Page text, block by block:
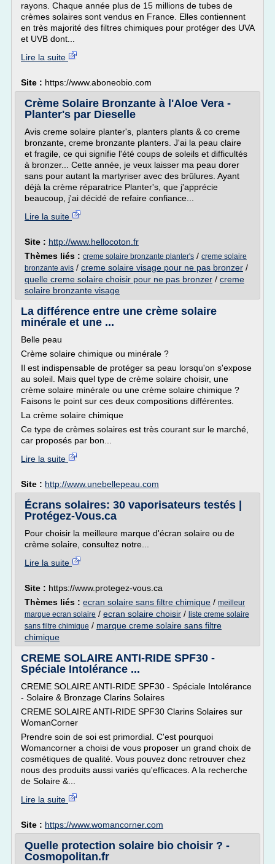
rayons. Chaque année plus de 15 millions de tubes de
crèmes solaires sont vendus en France. Elles contiennent
en très majorité des filtres chimiques pour protéger des UVA
et UVB dont...
Lire la suite
Site : https://www.aboneobio.com
Crème Solaire Bronzante à l'Aloe Vera -
Planter's par Dieselle
Avis creme solaire planter's, planters plants & co creme
bronzante, creme bronzante planters. J'ai la peau claire
et fragile, ce qui signifie l'été coups de soleils et difficultés
à bronzer... Cette année, je veux laisser ma peau dorer
sans pour autant la martyriser avec des brûlures. Ayant
déjà la crème réparatrice Planter's, que j'apprécie
beaucoup, j'ai décidé de refaire confiance...
Lire la suite
Site : http://www.hellocoton.fr
Thèmes liés : creme solaire bronzante planter's / creme solaire
bronzante avis / creme solaire visage pour ne pas bronzer /
quelle creme solaire choisir pour ne pas bronzer / creme
solaire bronzante visage
La différence entre une crème solaire
minérale et une ...
Belle peau
Crème solaire chimique ou minérale ?
Il est indispensable de protéger sa peau lorsqu'on s'expose
au soleil. Mais quel type de crème solaire choisir, une
crème solaire minérale ou une crème solaire chimique ?
Faisons le point sur ces deux compositions différentes.
La crème solaire chimique
Ce type de crèmes solaires est très courant sur le marché,
car proposés par bon...
Lire la suite
Site : http://www.unebellepeau.com
Écrans solaires: 30 vaporisateurs testés |
Protégez-Vous.ca
Pour choisir la meilleure marque d'écran solaire ou de
crème solaire, consultez notre...
Lire la suite
Site : https://www.protegez-vous.ca
Thèmes liés : ecran solaire sans filtre chimique / meilleur
marque ecran solaire / ecran solaire choisir / liste creme solaire
sans filtre chimique / marque creme solaire sans filtre
chimique
CREME SOLAIRE ANTI-RIDE SPF30 -
Spéciale Intolérance ...
CREME SOLAIRE ANTI-RIDE SPF30 - Spéciale Intolérance
- Solaire & Bronzage Clarins Solaires
CREME SOLAIRE ANTI-RIDE SPF30 Clarins Solaires sur
WomanCorner
Prendre soin de soi est primordial. C'est pourquoi
Womancorner a choisi de vous proposer un grand choix de
cosmétiques de qualité. Vous pouvez donc retrouver chez
nous des produits aussi variés qu'efficaces. A la recherche
de Solaire &...
Lire la suite
Site : https://www.womancorner.com
Quelle protection solaire bio choisir ? -
Cosmopolitan.fr